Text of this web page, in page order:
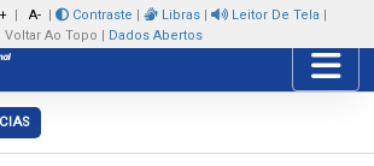
| A- | Contraste | Libras | Leitor De Tela |
Voltar Ao Topo | Dados Abertos